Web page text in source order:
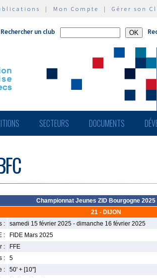
| Mon Compte | Gérer son
Rechercher un club
SECTEURS DOCUMENTS
Championnat Jeunes ZID Bourgogne 2025
21 - DIJON
:
samedi 15 février 2025 - dimanche 16 février 2025
:
FIDE Mars 2025
:
FFE
:
5
:
50' + [10'']